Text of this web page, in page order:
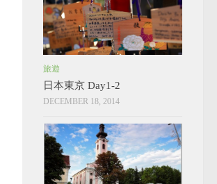
旅遊
日本東京 Day1-2
DECEMBER 18, 2014